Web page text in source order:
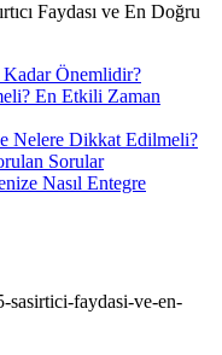
Faydası ve En Doğru
Önemlidir?
En Etkili Zaman
Nelere Dikkat Edilmeli?
Sorular
Nasıl Entegre
sasirtici-faydasi-ve-en-